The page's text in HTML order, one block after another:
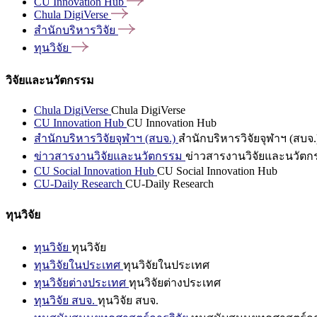
Chula DigiVerse
สำนักบริหารวิจัย
ทุนวิจัย
วิจัยและนวัตกรรม
Chula DigiVerse Chula DigiVerse
CU Innovation Hub CU Innovation Hub
สำนักบริหารวิจัยจุฬาฯ (สบจ.) สำนักบริหารวิจัยจุฬาฯ (สบจ
ข่าวสารงานวิจัยและนวัตกรรม ข่าวสารงานวิจัยและนวัตก
CU Social Innovation Hub CU Social Innovation Hub
CU-Daily Research CU-Daily Research
ทุนวิจัย
ทุนวิจัย ทุนวิจัย
ทุนวิจัยในประเทศ ทุนวิจัยในประเทศ
ทุนวิจัยต่างประเทศ ทุนวิจัยต่างประเทศ
ทุนวิจัย สบจ. ทุนวิจัย สบจ.